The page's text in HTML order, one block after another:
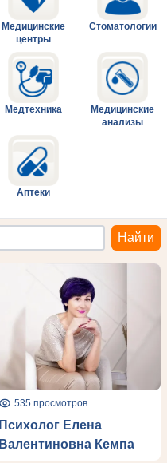
Медицинские
центры
Стоматологии
Медтехника
Медицинские
анализы
Аптеки
535 просмотров
Психолог Елена
Валентиновна Кемпа